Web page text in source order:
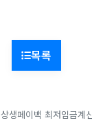
목록
상생페이백 최저임금계